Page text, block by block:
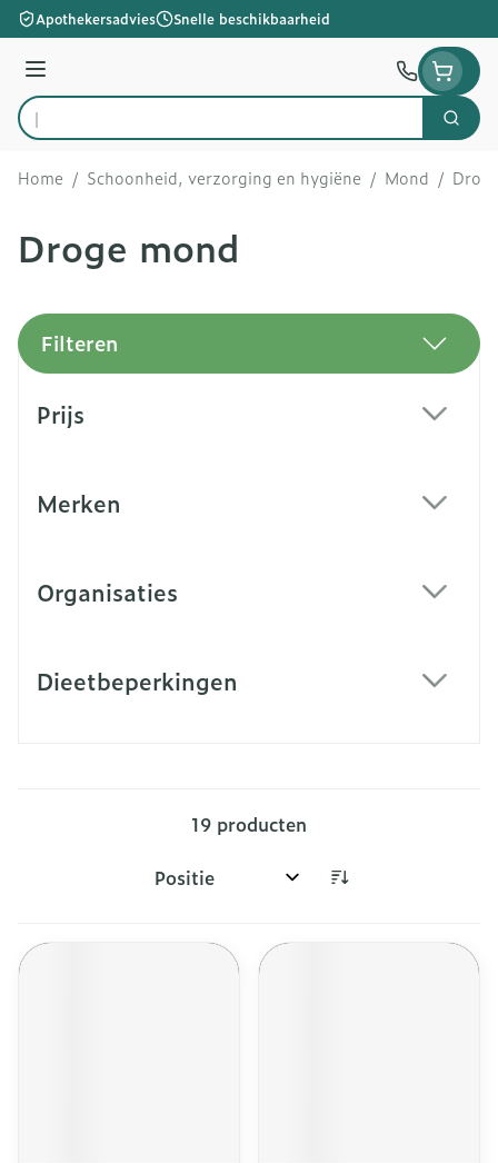
Ga naar de inhoud
Apothekersadvies Snelle beschikbaarheid
Menu
Product, merk, categorie...
Zoek
Home / Schoonheid, verzorging en hygiëne / Mond /
Droge mond
Filteren
Prijs
Merken
Organisaties
Dieetbeperkingen
19 producten
Sorteer op: